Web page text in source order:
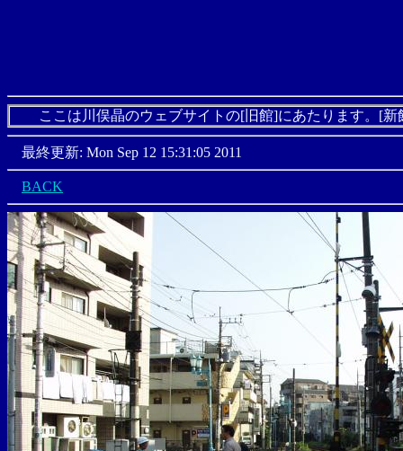
ここは川俣晶のウェブサイトの[旧館]にあたります。[新
最終更新: Mon Sep 12 15:31:05 2011
BACK